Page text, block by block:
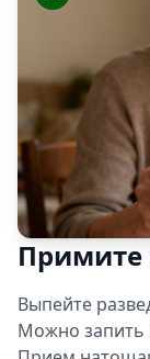
Примите
Выпейте
Можно запить